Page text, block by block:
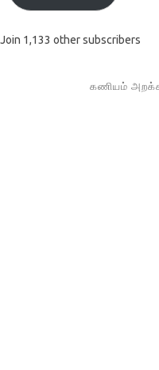
Join 1,133 other subscribers
கணியம்